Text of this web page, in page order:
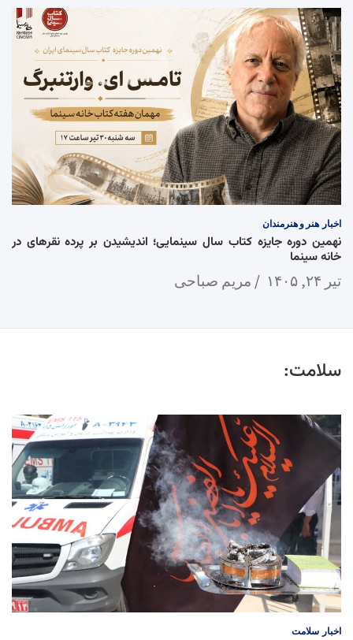
اخبار هنر و هنرمندان
نهمین دوره جایزه کتاب سال سینمایی؛ اندیشیدن بر پرده نقرهای در
خانه سینما
تیر ۲۴, ۱۴۰۵ مریم صباحی
سلامت:
اخبار سلامت